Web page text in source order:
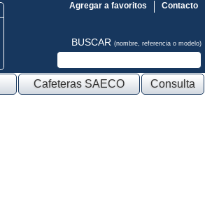
Contacto
Agregar a favoritos
BUSCAR (nombre, referencia o modelo)
Cafeteras SAECO Consulta